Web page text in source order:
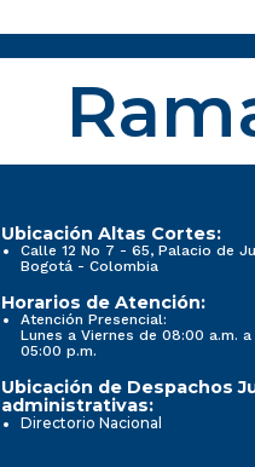
Ubicación Altas Cortes:
Calle 12 No 7 - 65, Palacio de
Bogotá - Colombia
Horarios de Atención:
Atención Presencial:
Lunes a Viernes de 08:00 a.m.
05:00 p.m.
Ubicación de Despachos
administrativas:
Directorio Nacional